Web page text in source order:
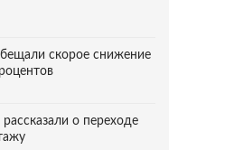
скорое снижение
о переходе